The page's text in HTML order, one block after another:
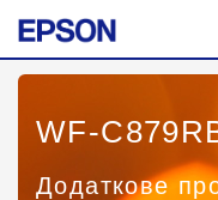
WF-
Додаткове